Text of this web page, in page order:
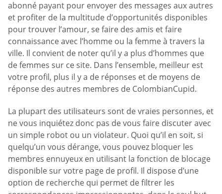
abonné payant pour envoyer des messages aux autres
et profiter de la multitude d’opportunités disponibles
pour trouver l’amour, se faire des amis et faire
connaissance avec l’homme ou la femme à travers la
ville. Il convient de noter qu’il y a plus d’hommes que
de femmes sur ce site. Dans l’ensemble, meilleur est
votre profil, plus il y a de réponses et de moyens de
réponse des autres membres de ColombianCupid.
La plupart des utilisateurs sont de vraies personnes, et
ne vous inquiétez donc pas de vous faire discuter avec
un simple robot ou un violateur. Quoi qu’il en soit, si
quelqu’un vous dérange, vous pouvez bloquer les
membres ennuyeux en utilisant la fonction de blocage
disponible sur votre page de profil. Il dispose d’une
option de recherche qui permet de filtrer les